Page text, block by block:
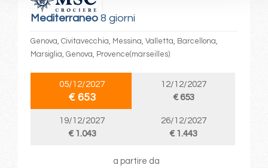
Mediterraneo8 giorni
Genova, Civitavecchia, Messina, Valletta, Barcellona,
Marsiglia, Genova, Provence(marseilles)
05/12/2027
€ 653
12/12/2027
€ 653
19/12/2027
€ 1.043
26/12/2027
€ 1.443
a partire da